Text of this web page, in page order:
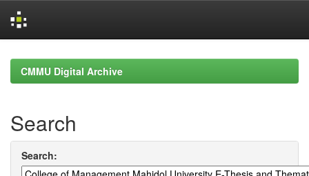
navigationCMMU Digital Archive
Search
Search: